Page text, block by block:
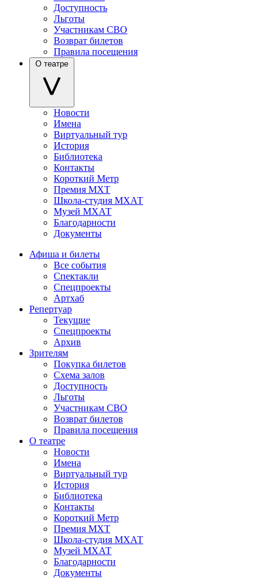
Доступность
Льготы
Участникам СВО
Возврат билетов
Правила посещения
О театре
Новости
Имена
Виртуальный тур
История
Библиотека
Контакты
Короткий Метр
Премия МХТ
Школа-студия МХАТ
Музей МХАТ
Благодарности
Документы
Афиша и билеты
Все события
Спектакли
Спецпроекты
Артхаб
Репертуар
Текущие
Спецпроекты
Архив
Зрителям
Покупка билетов
Схема залов
Доступность
Льготы
Участникам СВО
Возврат билетов
Правила посещения
О театре
Новости
Имена
Виртуальный тур
История
Библиотека
Контакты
Короткий Метр
Премия МХТ
Школа-студия МХАТ
Музей МХАТ
Благодарности
Документы